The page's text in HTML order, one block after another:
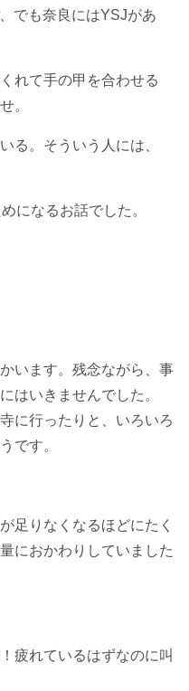
でも奈良にはYSJがあ
れて手の甲を合わせる
。
る。そういう人には、
になるお話でした。
います。残念ながら、事
はいきませんでした。
に行ったりと、いろいろ
です。
足りなくなるほどにたく
におかわりしていました
疲れているはずなのに叫